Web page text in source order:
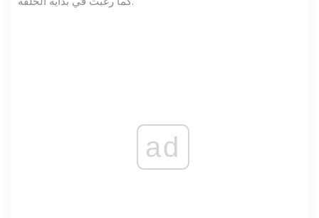
ad